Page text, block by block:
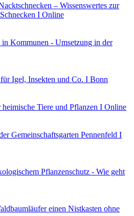
– Wissenswertes zur
I Online
Kommunen - Umsetzung in der
Igel, Insekten und Co. I Bonn
heimische Tiere und Pflanzen I Online
Gemeinschaftsgarten Pennenfeld I
Pflanzenschutz - Wie geht
einen Nistkasten ohne